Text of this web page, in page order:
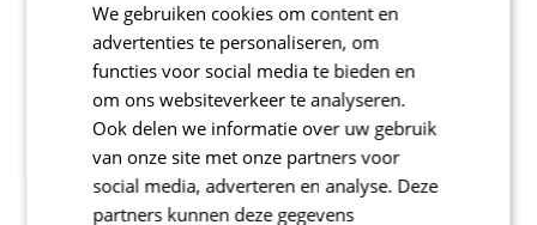
We gebruiken cookies om content en
advertenties te personaliseren, om
functies voor social media te bieden en
om ons websiteverkeer te analyseren.
Ook delen we informatie over uw gebruik
van onze site met onze partners voor
social media, adverteren en analyse. Deze
partners kunnen deze gegevens